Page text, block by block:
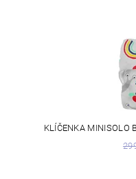
KLÍČENKA MINISOLO